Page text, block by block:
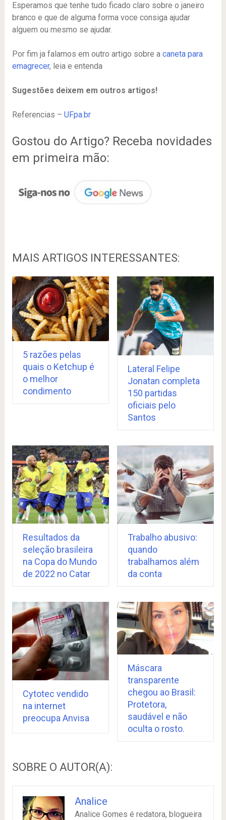
Esperamos que tenhe tudo ficado claro sobre o janeiro
branco e que de alguma forma voce consiga ajudar
alguem ou mesmo se ajudar.
Por fim ja falamos em outro artigo sobre a caneta para
emagrecer, leia e entenda
Sugestões deixem em outros artigos!
Referencias – UFpa.br
Gostou do Artigo? Receba novidades
em primeira mão:
MAIS ARTIGOS INTERESSANTES:
5 razões pelas
quais o Ketchup é
o melhor
condimento
Lateral Felipe
Jonatan completa
150 partidas
oficiais pelo
Santos
Resultados da
seleção brasileira
na Copa do Mundo
de 2022 no Catar
Trabalho abusivo:
quando
trabalhamos além
da conta
Cytotec vendido
na internet
preocupa Anvisa
Máscara
transparente
chegou ao Brasil:
Protetora,
saudável e não
oculta o rosto.
SOBRE O AUTOR(A):
Analice
Analice Gomes é redatora, blogueira